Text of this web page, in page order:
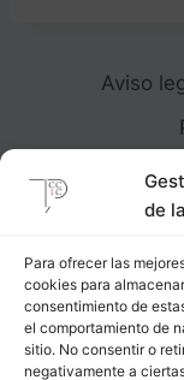
de
Para ofrecer las
cookies para
consentimiento de
el comportamiento de
sitio. No consentir o
negativamente a
Aviso